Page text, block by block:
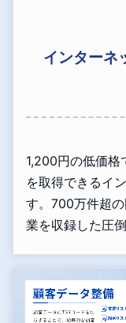
インターネ
1,200円の低価格
を取得できるイ
す。700万件超
業を収録した圧